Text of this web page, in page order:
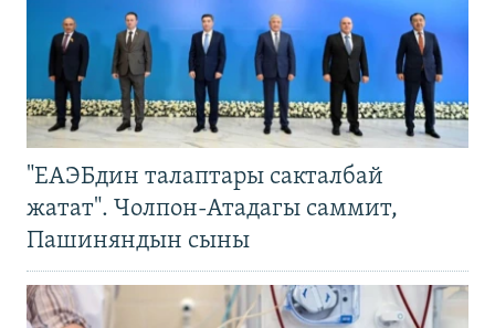
"ЕАЭБдин талаптары сакталбай
жатат". Чолпон-Атадагы саммит,
Пашиняндын сыны